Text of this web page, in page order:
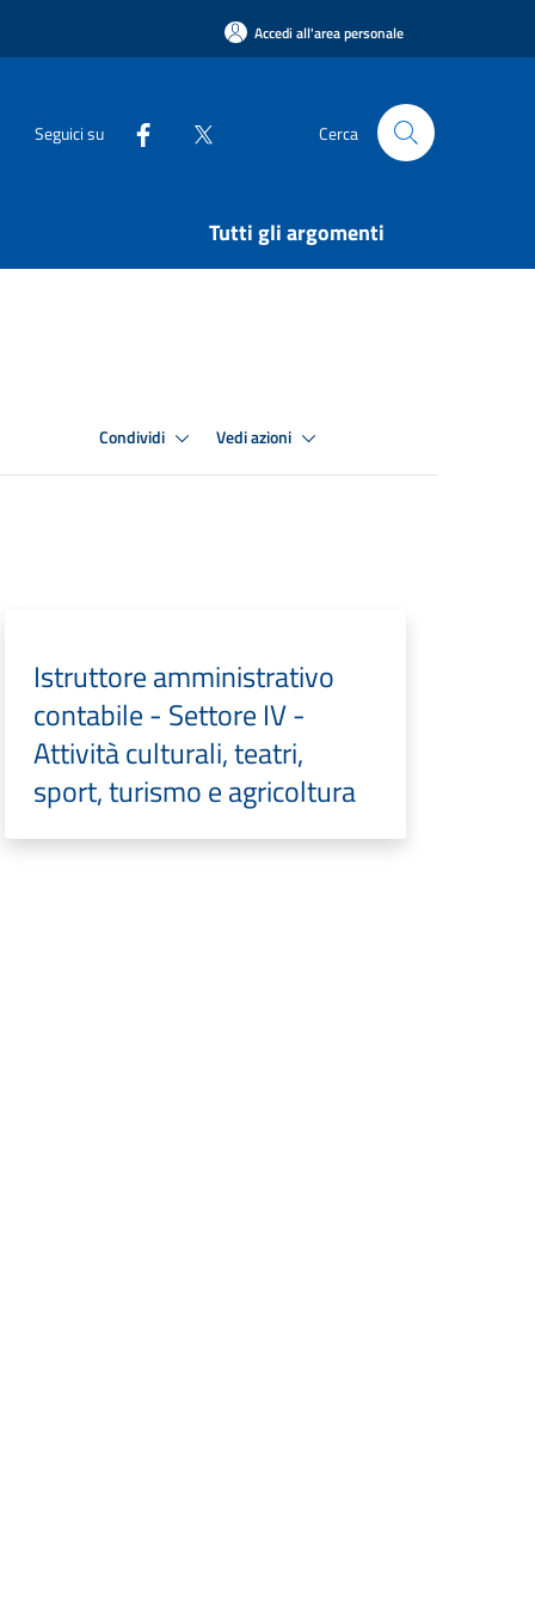
Accedi all'area personale
Seguici su Cerca
Tutti gli argomenti
Condividi Vedi azioni
Istruttore amministrativo
contabile - Settore IV -
Attività culturali, teatri,
sport, turismo e agricoltura